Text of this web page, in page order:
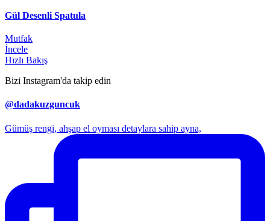
Gül Desenli Spatula
Mutfak
İncele
Hızlı Bakış
Bizi Instagram'da takip edin
@dadakuzguncuk
Gümüş rengi, ahşap el oyması detaylara sahip ayna,